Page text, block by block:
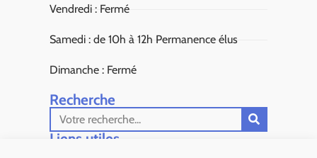
Vendredi : Fermé
Samedi : de 10h à 12h Permanence élus
Dimanche : Fermé
Recherche
Liens utiles​